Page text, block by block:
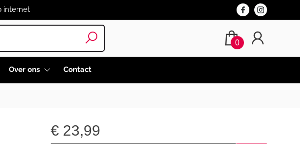
internet
0
Over ons Contact
€ 23,99